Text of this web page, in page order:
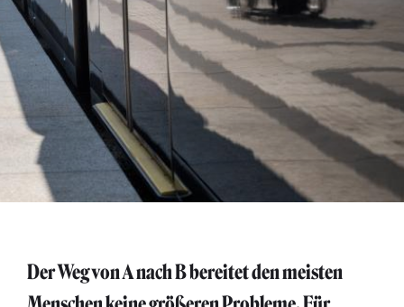
Der Weg von A nach B bereitet den meisten